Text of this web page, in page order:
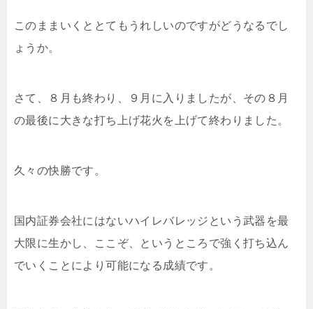
このままいくととてもうれしいのですがどうなるでし
ょうか。
さて、８月も終わり、９月に入りましたが、その８月
の最後に大きな打ち上げ花火を上げて終わりました。
久々の快勝です。
国内証券会社にはないハイレバレッジという武器を最
大限に生かし、ここぞ、というところで強く打ち込ん
でいくことにより可能になる成績です。